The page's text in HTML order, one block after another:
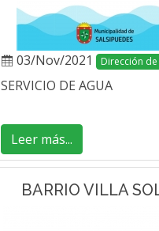
03/Nov/2021 Dirección de
SERVICIO DE AGUA
Leer más...
BARRIO VILLA